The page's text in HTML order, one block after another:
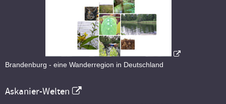
Brandenburg - eine Wanderregion in Deutschland
Askanier-Welten